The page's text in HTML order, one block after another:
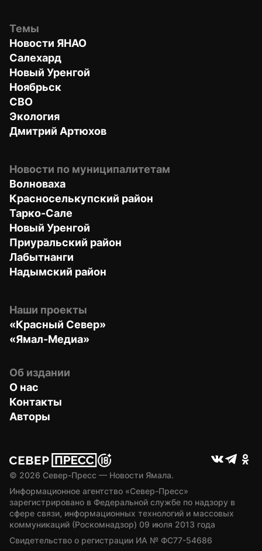
Темы
Новости ЯНАО
Салехард
Новый Уренгой
Ноябрьск
СВО
Экология
Дмитрий Артюхов
Новости по муниципалитетам
Волноваха
Красноселькупский район
Тарко-Сале
Новый Уренгой
Приуральский район
Лабытнанги
Надымский район
Наши проекты
«Красный Север»
«Ямал-Медиа»
Об издании
О нас
Контакты
Авторы
© 2026 Север-Пресс — Новости Ямала.
Информационное агентство «Север-Пресс»
зарегистрировано в Федеральной службе по надзору в
сфере связи, информационных технологий и массовых
коммуникаций (Роскомнадзор) 09 июля 2013 года
Свидетельство о регистрации ИА № ФС77-54686